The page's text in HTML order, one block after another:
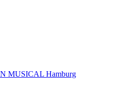
MUSICAL Hamburg